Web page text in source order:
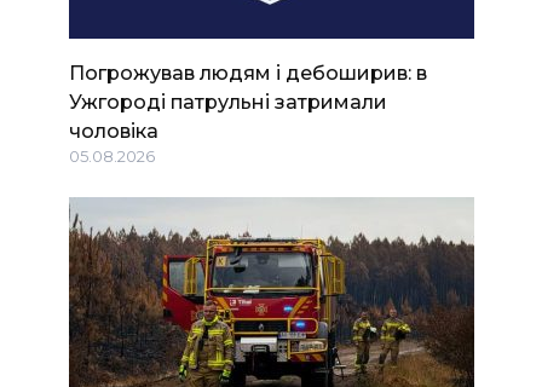
Погрожував людям і дебоширив: в
Ужгороді патрульні затримали
чоловіка
05.08.2026